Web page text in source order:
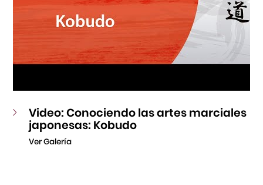
Video: Conociendo las artes marciales
japonesas: Kobudo
Ver Galería